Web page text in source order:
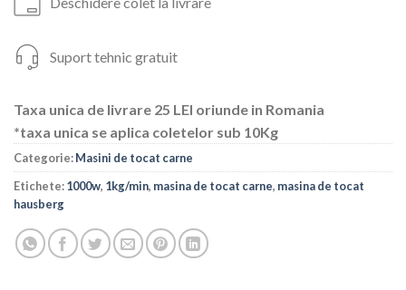
Suport tehnic gratuit
Taxa unica de livrare 25 LEI oriunde in Romania
*taxa unica se aplica coletelor sub 10Kg
Categorie:Masini de tocat carne
Etichete:1000w, 1kg/min, masina de tocat carne, masina de tocat
hausberg